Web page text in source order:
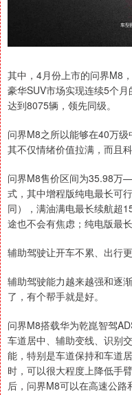
其中，4月份上市的问界M8
豪华SUV市场实现连续5个
达到8075辆，领先同级。
问界M8之所以能够在40万
其不仅情绪价值拉满，而且
问界M8售价区间为35.98万
式，其中增程版纯电最长可
同），满油满电最长续航超
途也不会有焦虑；纯电版最
辅助驾驶让开车不累、出行
辅助驾驶能力越来越强和逐
了，有个帮手就是好。
问界M8搭载华为乾崑智驾
车道居中、辅助变线、识别
能，特别是车道保持和车道
时，可以很大程度上降低手
后，问界M8可以在高速公